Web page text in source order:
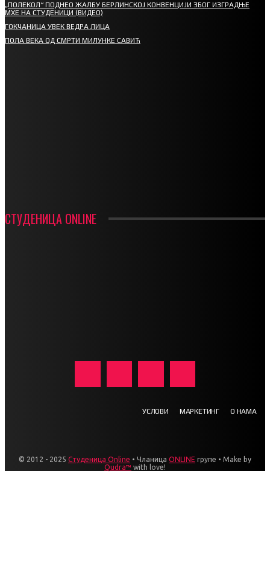
„ПОЛЕКОЛ“ ПОДНЕО ЖАЛБУ БЕРЛИНСКОЈ КОНВЕНЦИЈИ ЗБОГ ИЗГРАДЊЕ
МХЕ НА СТУДЕНИЦИ (ВИДЕО)
ГОКЧАНИЦА УВЕК ВЕДРА ЛИЦА
ПОЛА ВЕКА ОД СМРТИ МИЛУНКЕ САВИЋ
СТУДЕНИЦА ONLINE
УСЛОВИ МАРКЕТИНГ О НАМА
© 2012 - 2025 Студеница Online • Чланица ONLINE групе • Make by
Qudra™ with love!